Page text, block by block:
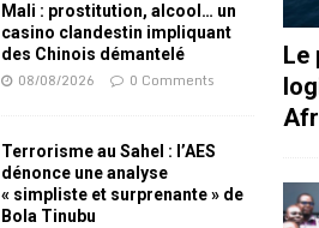
Mali : prostitution, alcool… un
casino clandestin impliquant
des Chinois démantelé
08/08/2026 0 Comments
Terrorisme au Sahel : l’AES
dénonce une analyse
« simpliste et surprenante » de
Bola Tinubu
Le